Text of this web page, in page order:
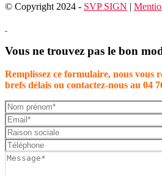
© Copyright 2024 - SVP SIGN |
Vous ne trouvez pas le bon
Remplissez ce formulaire, nous vous
brefs délais ou contactez-nous au 04